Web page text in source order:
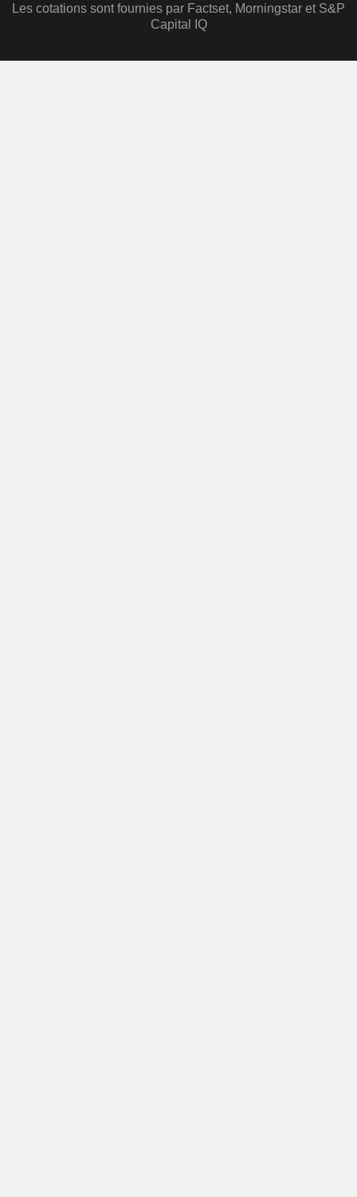
Les cotations sont fournies par Factset, Morningstar et S&P
Capital IQ